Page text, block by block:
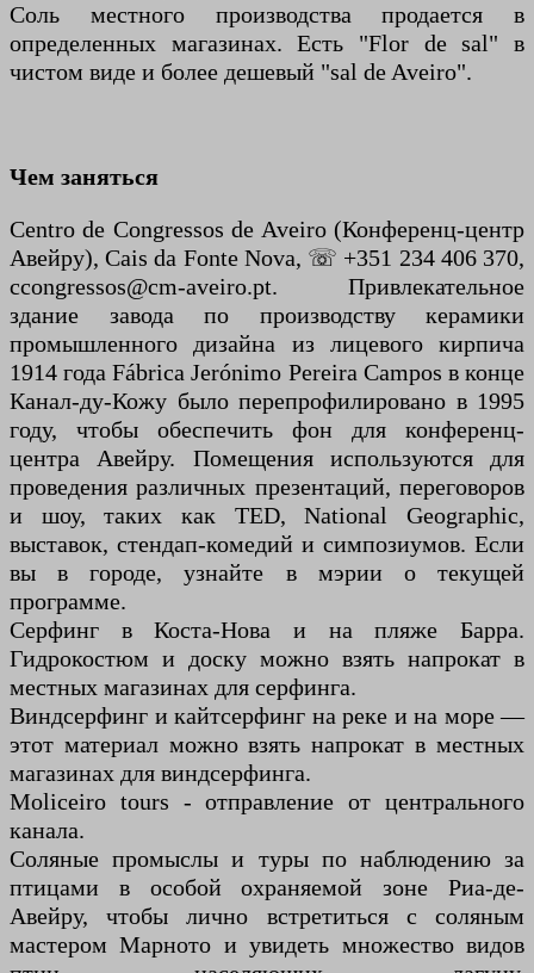
Соль местного производства продается в
определенных магазинах. Есть "Flor de sal" в
чистом виде и более дешевый "sal de Aveiro".
Чем заняться
Centro de Congressos de Aveiro (Конференц-центр
Авейру), Cais da Fonte Nova, ☏ +351 234 406 370,
ccongressos@cm-aveiro.pt. Привлекательное
здание завода по производству керамики
промышленного дизайна из лицевого кирпича
1914 года Fábrica Jerónimo Pereira Campos в конце
Канал-ду-Кожу было перепрофилировано в 1995
году, чтобы обеспечить фон для конференц-
центра Авейру. Помещения используются для
проведения различных презентаций, переговоров
и шоу, таких как TED, National Geographic,
выставок, стендап-комедий и симпозиумов. Если
вы в городе, узнайте в мэрии о текущей
программе.
Серфинг в Коста-Нова и на пляже Барра.
Гидрокостюм и доску можно взять напрокат в
местных магазинах для серфинга.
Виндсерфинг и кайтсерфинг на реке и на море —
этот материал можно взять напрокат в местных
магазинах для виндсерфинга.
Moliceiro tours - отправление от центрального
канала.
Соляные промыслы и туры по наблюдению за
птицами в особой охраняемой зоне Риа-де-
Авейру, чтобы лично встретиться с соляным
мастером Марното и увидеть множество видов